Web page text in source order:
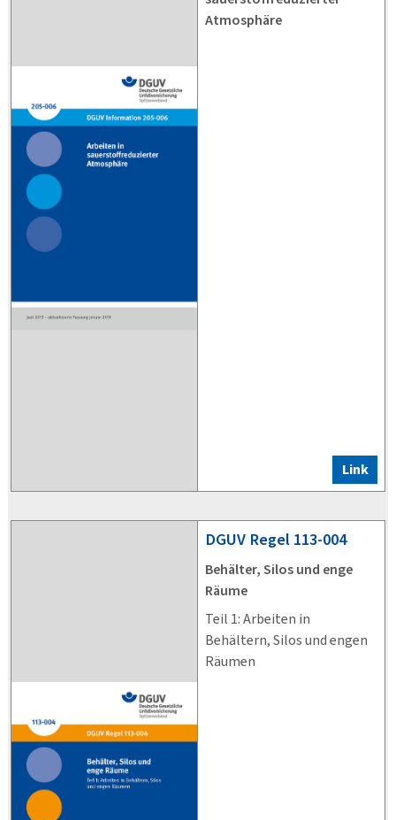
Atmosphäre
Link
DGUV Regel 113-004
Behälter, Silos und enge
Räume
Teil 1: Arbeiten in
Behältern, Silos und engen
Räumen